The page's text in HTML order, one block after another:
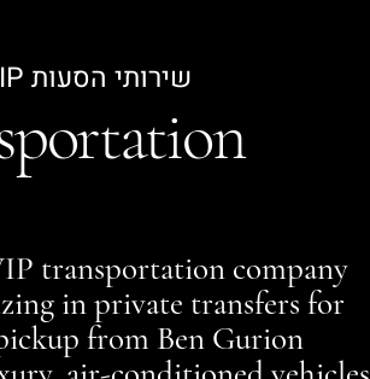
שירותי הסעות VIP תיירות ונופש מבית פינטו הסעים
transportation company
in private transfers for
from Ben Gurion